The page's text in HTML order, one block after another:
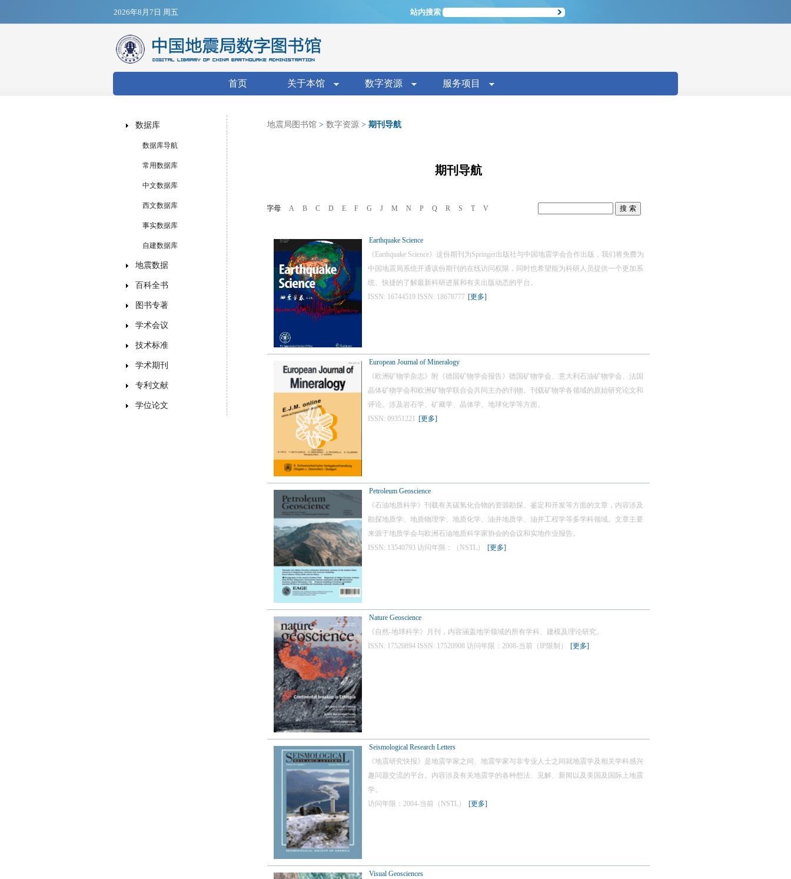
Jump to navigation
2026年8月7日 周五
搜索表单
站内搜索
首页 关于本馆 数字资源 服务项目
地震局图书馆 > 数字资源 > 期刊导航
期刊导航
字母 A B C D E F G J M N P Q R S T V
Earthquake Science
《Earthquake Science》这份期刊为Springer出版社与中国地震学会合作出版，我们将免费为
中国地震局系统开通该份期刊的在线访问权限，同时也希望能为科研人员提供一个更加系
统、快捷的了解最新科研进展和有关出版动态的平台。
ISSN: 16744519 ISSN: 18678777 [更多]
European Journal of Mineralogy
《欧洲矿物学杂志》附《德国矿物学会报告》德国矿物学会、意大利石油矿物学会、法国
晶体矿物学会和欧洲矿物学联合会共同主办的刊物。刊载矿物学各领域的原始研究论文和
评论。涉及岩石学、矿藏学、晶体学、地球化学等方面。
ISSN: 09351221 [更多]
Petroleum Geoscience
《石油地质科学》刊载有关碳氢化合物的资源勘探、鉴定和开发等方面的文章，内容涉及
勘探地质学、地质物理学、地质化学、油井地质学、油井工程学等多学科领域。文章主要
来源于地质学会与欧洲石油地质科学家协会的会议和实地作业报告。
ISSN: 13540793 访问年限：（NSTL）
[更多]
Nature Geoscience
《自然-地球科学》月刊，内容涵盖地学领域的所有学科、建模及理论研究。
ISSN: 17520894 ISSN: 17520908 访问年限：2008-当前（IP限制）
[更多]
Seismological Research Letters
《地震研究快报》是地震学家之间、地震学家与非专业人士之间就地震学及相关学科感兴
趣问题交流的平台。内容涉及有关地震学的各种想法、见解、新闻以及美国及国际上地震
学。
访问年限：2004-当前（NSTL）
[更多]
Visual Geosciences
数据库
数据库导航
常用数据库
中文数据库
西文数据库
事实数据库
自建数据库
地震数据
百科全书
图书专著
学术会议
技术标准
学术期刊
专利文献
学位论文